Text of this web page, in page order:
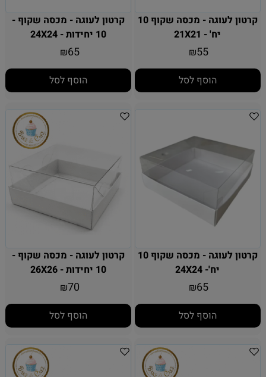
קרטון לעוגה - מכסה שקוף 10
יח' - 21X21
₪55
הוסף לסל
קרטון לעוגה - מכסה שקוף -
10 יחידות - 24X24
₪65
הוסף לסל
קרטון לעוגה - מכסה שקוף 10
יח'- 24X24
₪65
הוסף לסל
קרטון לעוגה - מכסה שקוף -
10 יחידות - 26X26
₪70
הוסף לסל